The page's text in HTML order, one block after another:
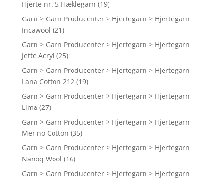
Hjerte nr. 5 Hæklegarn (19)
Garn > Garn Producenter > Hjertegarn > Hjertegarn
Incawool (21)
Garn > Garn Producenter > Hjertegarn > Hjertegarn
Jette Acryl (25)
Garn > Garn Producenter > Hjertegarn > Hjertegarn
Lana Cotton 212 (19)
Garn > Garn Producenter > Hjertegarn > Hjertegarn
Lima (27)
Garn > Garn Producenter > Hjertegarn > Hjertegarn
Merino Cotton (35)
Garn > Garn Producenter > Hjertegarn > Hjertegarn
Nanoq Wool (16)
Garn > Garn Producenter > Hjertegarn > Hjertegarn